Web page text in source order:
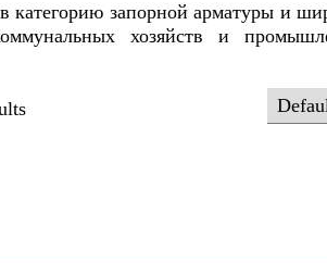
категорию запорной арматуры и
хозяйств и